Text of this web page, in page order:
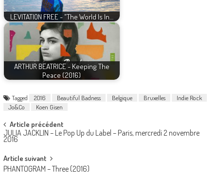
LEVITATION FREE - "The World Is In…
ARTHUR BEATRICE - Keeping The
Peace (2016)
Tagged 2016 Beautiful Badness Belgique Bruxelles
Indie Rock
Jo&Co
Koen Gisen
Post
navigation
Article précédent
JULIA JACKLIN – Le Pop Up du Label – Paris, mercredi 2 novembre
2016
Article suivant
PHANTOGRAM – Three (2016)